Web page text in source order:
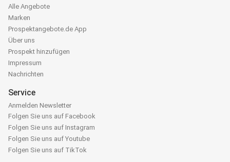
Alle Angebote
Marken
Prospektangebote.de App
Über uns
Prospekt hinzufügen
Impressum
Nachrichten
Service
Anmelden Newsletter
Folgen Sie uns auf Facebook
Folgen Sie uns auf Instagram
Folgen Sie uns auf Youtube
Folgen Sie uns auf TikTok